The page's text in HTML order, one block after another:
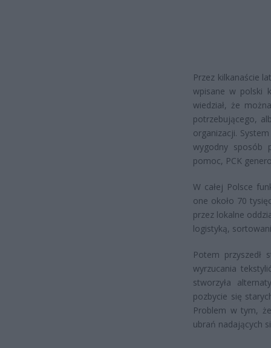
Przez kilkanaście
wpisane w polski
wiedział, że
potrzebującego,
organizacji.
wygodny sposób
pomoc, PCK
W całej Polsce
one około 70
przez lokalne
logistyką,
Potem przyszedł
wyrzucania
stworzyła
pozbycie się
Problem w tym,
ubrań nadających